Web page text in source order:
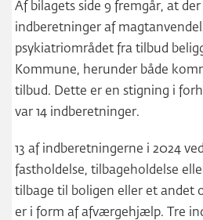
Af bilagets side 9 fremgår, at der
indberetninger af
psykiatriområdet fra tilbud
Kommune, herunder både
tilbud. Dette er en stigning i
var 14 indberetninger.
13 af indberetningerne i 2024
fastholdelse, tilbageholdelse
tilbage til boligen eller et andet
er i form af afværgehjælp. Tre